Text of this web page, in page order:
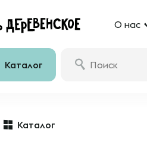
О нас
Каталог
Каталог